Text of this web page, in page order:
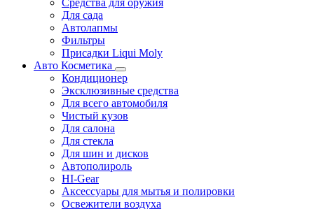
Средства для оружия
Для сада
Автолапмы
Фильтры
Присадки Liqui Moly
Авто Косметика
Кондиционер
Эксклюзивные средства
Для всего автомобиля
Чистый кузов
Для салона
Для стекла
Для шин и дисков
Автополироль
HI-Gear
Аксессуары для мытья и полировки
Освежители воздуха